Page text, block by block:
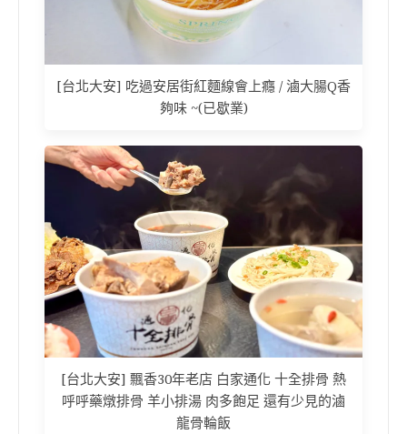
[台北大安] 吃過安居街紅麵線會上癮 / 滷大腸Q香
夠味 ~(已歇業)
[台北大安] 飄香30年老店 白家通化 十全排骨 熱
呼呼藥燉排骨 羊小排湯 肉多飽足 還有少見的滷
龍骨輪飯